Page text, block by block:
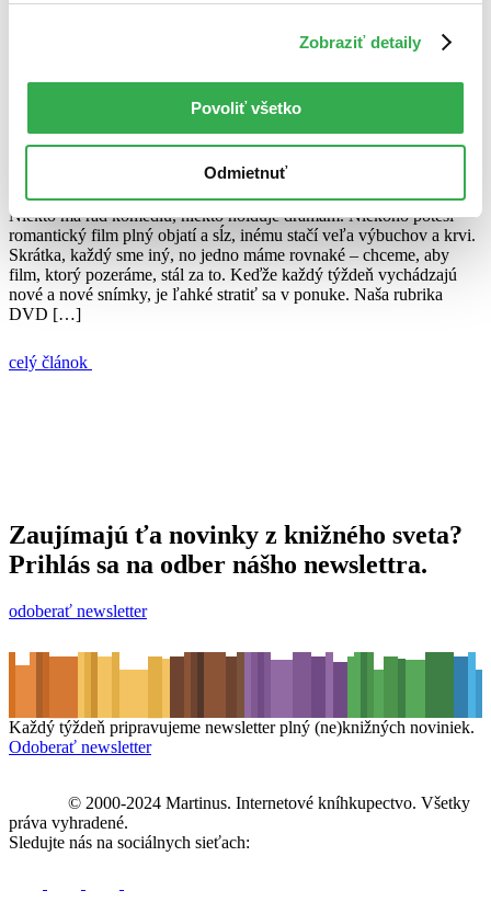
Zobraziť detaily
Povoliť všetko
Odmietnuť
Podfukári
Svetová
Niekto má rád komédiu, niekto holduje drámam. Niekoho poteší
romantický film plný objatí a sĺz, inému stačí veľa výbuchov a krvi.
Skrátka, každý sme iný, no jedno máme rovnaké – chceme, aby
film, ktorý pozeráme, stál za to. Keďže každý týždeň vychádzajú
nové a nové snímky, je ľahké stratiť sa v ponuke. Naša rubrika
DVD […]
celý článok
Zaujímajú ťa novinky z knižného sveta?
Prihlás sa na odber nášho newslettra.
odoberať newsletter
Každý týždeň pripravujeme newsletter plný (ne)knižných noviniek.
Odoberať newsletter
© 2000-2024 Martinus. Internetové kníhkupectvo. Všetky
práva vyhradené.
Sledujte nás na sociálnych sieťach: